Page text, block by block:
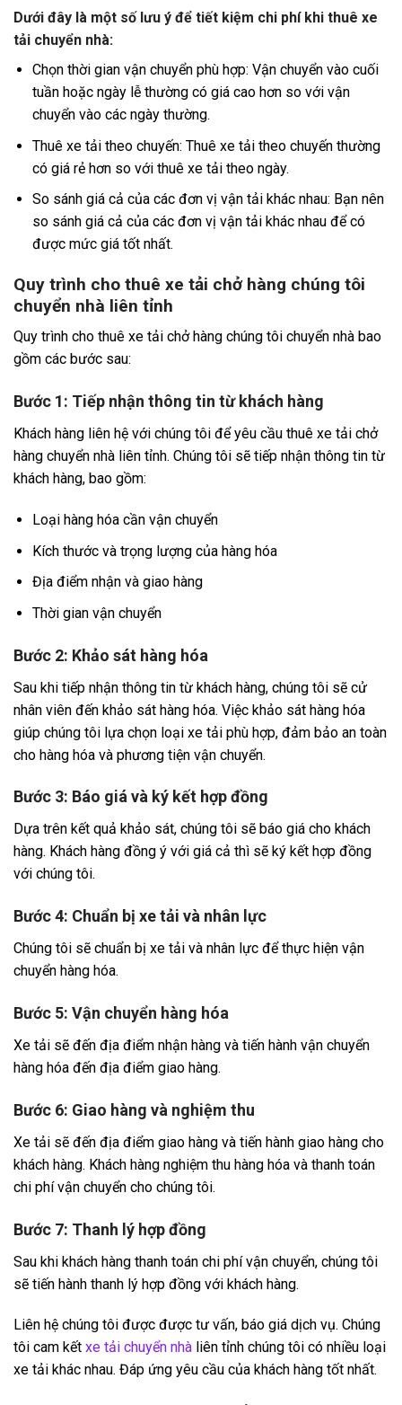
Dưới đây là một số lưu ý để tiết kiệm chi phí khi thuê xe
tải chuyển nhà:
Chọn thời gian vận chuyển phù hợp: Vận chuyển vào cuối
tuần hoặc ngày lễ thường có giá cao hơn so với vận
chuyển vào các ngày thường.
Thuê xe tải theo chuyến: Thuê xe tải theo chuyến thường
có giá rẻ hơn so với thuê xe tải theo ngày.
So sánh giá cả của các đơn vị vận tải khác nhau: Bạn nên
so sánh giá cả của các đơn vị vận tải khác nhau để có
được mức giá tốt nhất.
Quy trình cho thuê xe tải chở hàng chúng tôi
chuyển nhà liên tỉnh
Quy trình cho thuê xe tải chở hàng chúng tôi chuyển nhà bao
gồm các bước sau:
Bước 1: Tiếp nhận thông tin từ khách hàng
Khách hàng liên hệ với chúng tôi để yêu cầu thuê xe tải chở
hàng chuyển nhà liên tỉnh. Chúng tôi sẽ tiếp nhận thông tin từ
khách hàng, bao gồm:
Loại hàng hóa cần vận chuyển
Kích thước và trọng lượng của hàng hóa
Địa điểm nhận và giao hàng
Thời gian vận chuyển
Bước 2: Khảo sát hàng hóa
Sau khi tiếp nhận thông tin từ khách hàng, chúng tôi sẽ cử
nhân viên đến khảo sát hàng hóa. Việc khảo sát hàng hóa
giúp chúng tôi lựa chọn loại xe tải phù hợp, đảm bảo an toàn
cho hàng hóa và phương tiện vận chuyển.
Bước 3: Báo giá và ký kết hợp đồng
Dựa trên kết quả khảo sát, chúng tôi sẽ báo giá cho khách
hàng. Khách hàng đồng ý với giá cả thì sẽ ký kết hợp đồng
với chúng tôi.
Bước 4: Chuẩn bị xe tải và nhân lực
Chúng tôi sẽ chuẩn bị xe tải và nhân lực để thực hiện vận
chuyển hàng hóa.
Bước 5: Vận chuyển hàng hóa
Xe tải sẽ đến địa điểm nhận hàng và tiến hành vận chuyển
hàng hóa đến địa điểm giao hàng.
Bước 6: Giao hàng và nghiệm thu
Xe tải sẽ đến địa điểm giao hàng và tiến hành giao hàng cho
khách hàng. Khách hàng nghiệm thu hàng hóa và thanh toán
chi phí vận chuyển cho chúng tôi.
Bước 7: Thanh lý hợp đồng
Sau khi khách hàng thanh toán chi phí vận chuyển, chúng tôi
sẽ tiến hành thanh lý hợp đồng với khách hàng.
Liên hệ chúng tôi được được tư vấn, báo giá dịch vụ. Chúng
tôi cam kết xe tải chuyển nhà liên tỉnh chúng tôi có nhiều loại
xe tải khác nhau. Đáp ứng yêu cầu của khách hàng tốt nhất.